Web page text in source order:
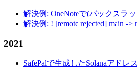
解決例: OneNoteで(バックスラ
解決例: ! [remote rejected] main -
2021
SafePalで生成したSolanaアドレ